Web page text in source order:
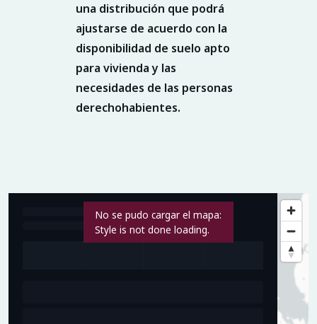
una distribución que podrá
ajustarse de acuerdo con la
disponibilidad de suelo apto
para vivienda y las
necesidades de las personas
derechohabientes.